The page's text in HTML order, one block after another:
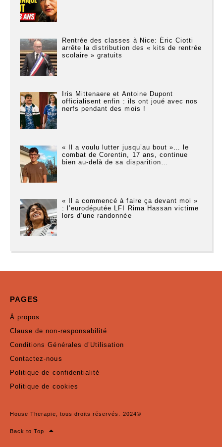
Rentrée des classes à Nice: Éric Ciotti
arrête la distribution des « kits de rentrée
scolaire » gratuits
Iris Mittenaere et Antoine Dupont
officialisent enfin : ils ont joué avec nos
nerfs pendant des mois !
« Il a voulu lutter jusqu’au bout »… le
combat de Corentin, 17 ans, continue
bien au-delà de sa disparition…
« Il a commencé à faire ça devant moi »
: l’eurodéputée LFI Rima Hassan victime
lors d’une randonnée
PAGES
À propos
Clause de non-responsabilité
Conditions Générales d’Utilisation
Contactez-nous
Politique de confidentialité
Politique de cookies
House Therapie, tous droits réservés. 2024©
Back to Top